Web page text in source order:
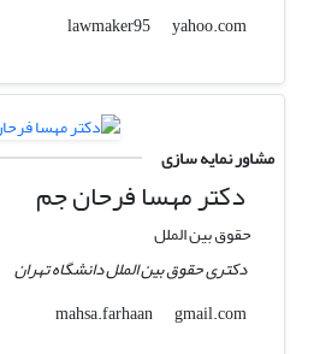
lawmaker95
yahoo.com
مشاور نمایه سازی
دکتر مهسا فرحان جم
حقوق بین الملل
دکتری حقوق بین الملل دانشگاه تهران
mahsa.farhaan
gmail.com